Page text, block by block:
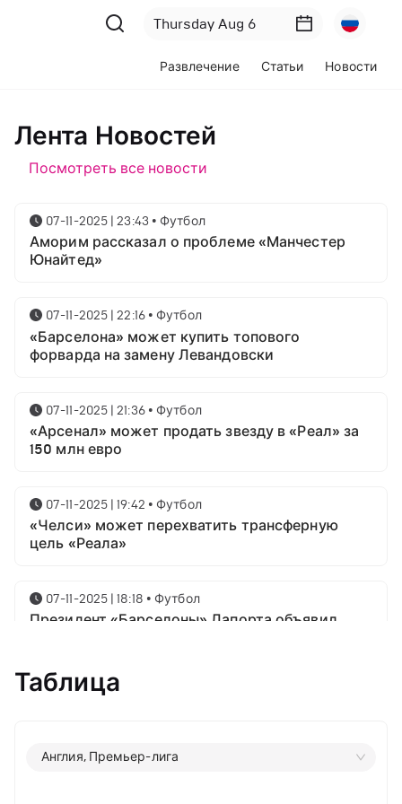
Развлечение Статьи Новости
Лента Новостей
Посмотреть все новости
07-11-2025 | 23:43 • Футбол
Аморим рассказал о проблеме «Манчестер
Юнайтед»
07-11-2025 | 22:16 • Футбол
«Барселона» может купить топового
форварда на замену Левандовски
07-11-2025 | 21:36 • Футбол
«Арсенал» может продать звезду в «Реал» за
150 млн евро
07-11-2025 | 19:42 • Футбол
«Челси» может перехватить трансферную
цель «Реала»
07-11-2025 | 18:18 • Футбол
Президент «Барселоны» Лапорта объявил
07-11-2025 | 16:23
ФИФА
Таблица
Англия, Премьер-лига